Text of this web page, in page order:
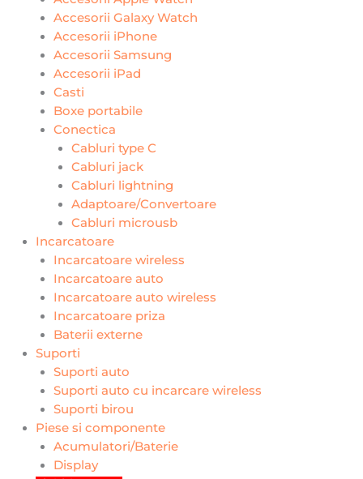
Accesorii Galaxy Watch
Accesorii iPhone
Accesorii Samsung
Accesorii iPad
Casti
Boxe portabile
Conectica
Cabluri type C
Cabluri jack
Cabluri lightning
Adaptoare/Convertoare
Cabluri microusb
Incarcatoare
Incarcatoare wireless
Incarcatoare auto
Incarcatoare auto wireless
Incarcatoare priza
Baterii externe
Suporti
Suporti auto
Suporti auto cu incarcare wireless
Suporti birou
Piese si componente
Acumulatori/Baterie
Display